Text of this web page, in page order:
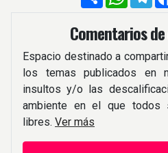
Comentarios
Espacio destinado a
los temas publicados en
insultos y/o las
ambiente en el que todos
libres. Ver más